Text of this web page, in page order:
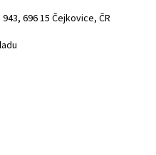
696 15 Čejkovice, ČR